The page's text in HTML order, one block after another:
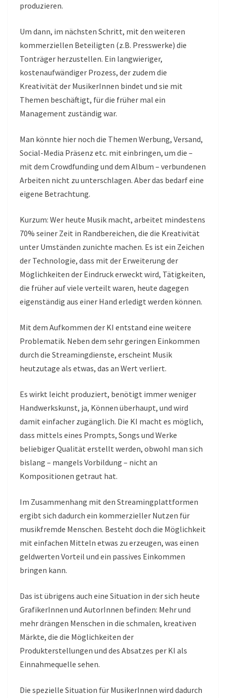
produzieren.
Um dann, im nächsten Schritt, mit den weiteren
kommerziellen Beteiligten (z.B. Presswerke) die
Tonträger herzustellen. Ein langwieriger,
kostenaufwändiger Prozess, der zudem die
Kreativität der MusikerInnen bindet und sie mit
Themen beschäftigt, für die früher mal ein
Management zuständig war.
Man könnte hier noch die Themen Werbung, Versand,
Social-Media Präsenz etc. mit einbringen, um die –
mit dem Crowdfunding und dem Album – verbundenen
Arbeiten nicht zu unterschlagen. Aber das bedarf eine
eigene Betrachtung.
Kurzum: Wer heute Musik macht, arbeitet mindestens
70% seiner Zeit in Randbereichen, die die Kreativität
unter Umständen zunichte machen. Es ist ein Zeichen
der Technologie, dass mit der Erweiterung der
Möglichkeiten der Eindruck erweckt wird, Tätigkeiten,
die früher auf viele verteilt waren, heute dagegen
eigenständig aus einer Hand erledigt werden können.
Mit dem Aufkommen der KI entstand eine weitere
Problematik. Neben dem sehr geringen Einkommen
durch die Streamingdienste, erscheint Musik
heutzutage als etwas, das an Wert verliert.
Es wirkt leicht produziert, benötigt immer weniger
Handwerkskunst, ja, Können überhaupt, und wird
damit einfacher zugänglich. Die KI macht es möglich,
dass mittels eines Prompts, Songs und Werke
beliebiger Qualität erstellt werden, obwohl man sich
bislang – mangels Vorbildung – nicht an
Kompositionen getraut hat.
Im Zusammenhang mit den Streamingplattformen
ergibt sich dadurch ein kommerzieller Nutzen für
musikfremde Menschen. Besteht doch die Möglichkeit
mit einfachen Mitteln etwas zu erzeugen, was einen
geldwerten Vorteil und ein passives Einkommen
bringen kann.
Das ist übrigens auch eine Situation in der sich heute
GrafikerInnen und AutorInnen befinden: Mehr und
mehr drängen Menschen in die schmalen, kreativen
Märkte, die die Möglichkeiten der
Produkterstellungen und des Absatzes per KI als
Einnahmequelle sehen.
Die spezielle Situation für MusikerInnen wird dadurch